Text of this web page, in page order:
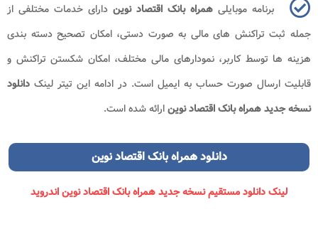
برنامه موبایلی همراه بانک اقتصاد نوین دارای خدمات مختلفی از
جمله ثبت تراکنش های مالی به صورت دستی، امکان تصحیح دسته بندی
هزینه ها توسط کاربر، نمودارهای مالی مختلف، امکان شکستن تراکنش و
قابلیت ارسال صورت حساب به ایمیل است. در ادامه این تیتر لینک دانلود
نسخه جدید همراه بانک اقتصاد نوینارائه شده است.
دانلود همراه بانک اقتصاد نوین
لینک دانلود مستقیم نسخه جدید همراه بانک اقتصاد نوین اندروید